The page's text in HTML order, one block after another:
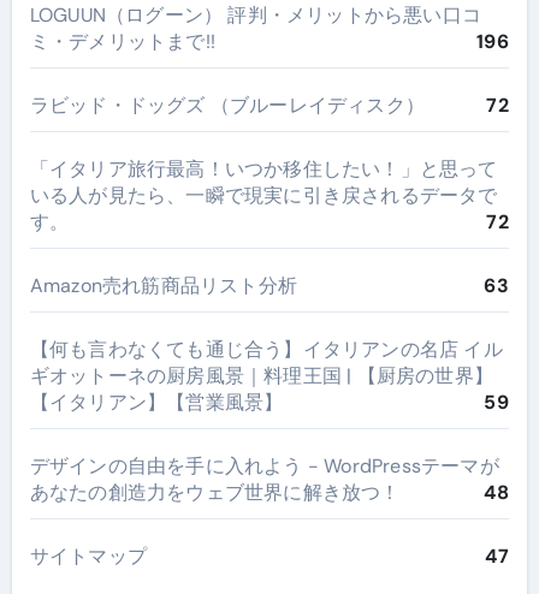
LOGUUN（ログーン） 評判・メリットから悪い口コ
ミ・デメリットまで!!
196
ラビッド・ドッグズ （ブルーレイディスク） 72
​「イタリア旅行最高！いつか移住したい！」と思って
いる人が見たら、一瞬で現実に引き戻されるデータで
す。
72
Amazon売れ筋商品リスト分析 63
【何も言わなくても通じ合う】イタリアンの名店 イル
ギオットーネの厨房風景｜料理王国 | 【厨房の世界】
【イタリアン】【営業風景】
59
デザインの自由を手に入れよう - WordPressテーマが
あなたの創造力をウェブ世界に解き放つ！
48
サイトマップ 47